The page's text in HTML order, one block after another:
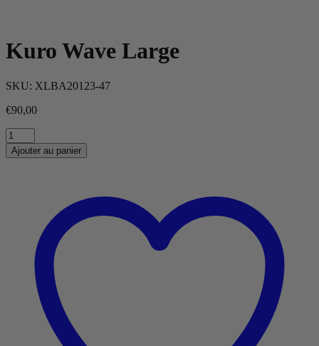
Kuro Wave Large
SKU: XLBA20123-47
€90,00
Kuro
Wave
Large
Ajouter au panier